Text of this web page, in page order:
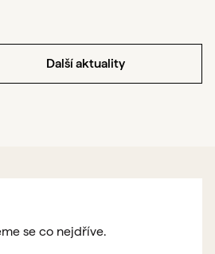
Další aktuality
se co nejdříve.